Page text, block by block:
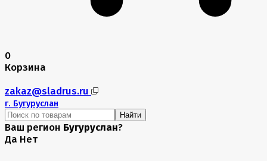
0
Корзина
zakaz@sladrus.ru
г. Бугуруслан
Найти
Ваш регион Бугуруслан?
Да Нет